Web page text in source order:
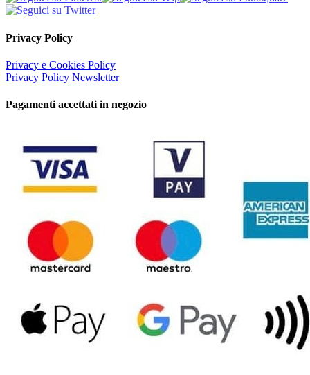
Privacy Policy
Privacy e Cookies Policy
Privacy Policy Newsletter
Pagamenti accettati in negozio